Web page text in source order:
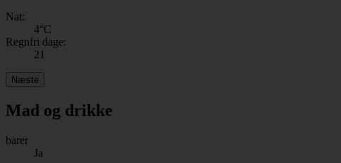
Nat:
4°C
Regnfri dage:
21
Næste
Mad og drikke
barer
Ja